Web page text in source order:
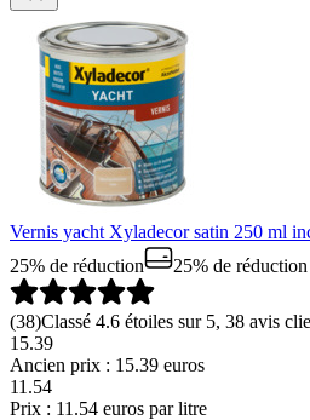
Vernis yacht Xyladecor satin 250 ml
25% de réduction
25% de réduction
(38)Classé 4.6 étoiles sur 5, 38 avis
15.39
Ancien prix : 15.39 euros
11 .54
Prix : 11.54 euros par litre